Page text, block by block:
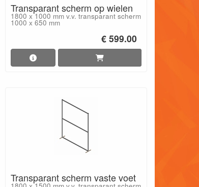
Transparant scherm op wielen
1800 x 1000 mm v.v. transparant scherm
1000 x 650 mm
€ 599.00
Transparant scherm vaste voet